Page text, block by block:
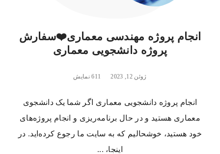
انجام پروژه مهندسی معماری❤️سفارش
پروژه دانشجویی معماری
ژوئن 12, 2023 611 نمایش
انجام پروژه دانشجویی معماری اگر شما یک دانشجوی
معماری هستید و در حال برنامه‌ریزی و انجام پروژه‌های
خود هستید، خوشحالیم که به سایت ما رجوع کرده‌اید. در
اینجا، ...